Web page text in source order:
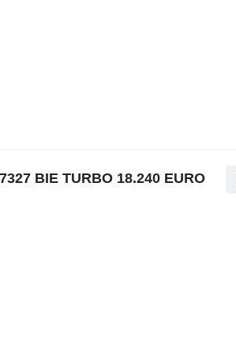
BIE TURBO 18.240 EURO